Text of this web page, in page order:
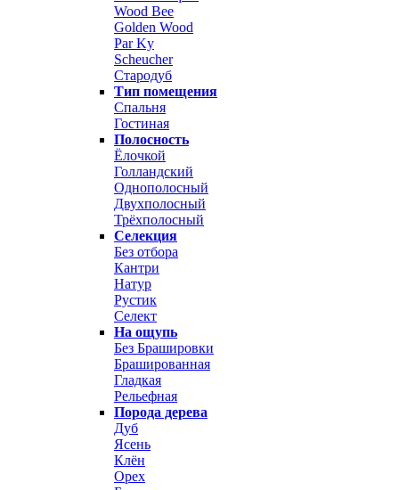
Wood Bee
Golden Wood
Par Ky
Scheucher
Стародуб
Тип помещения
Спальня
Гостиная
Полосность
Ёлочкой
Голландский
Однополосный
Двухполосный
Трёхполосный
Селекция
Без отбора
Кантри
Натур
Рустик
Селект
На ощупь
Без Брашировки
Брашированная
Гладкая
Рельефная
Порода дерева
Дуб
Ясень
Клён
Орех